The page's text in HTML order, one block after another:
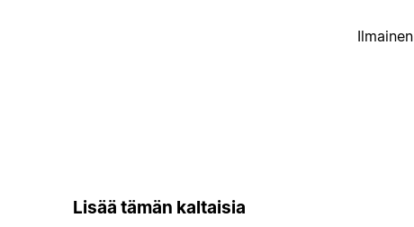
Ilmainen
Lisää tämän kaltaisia